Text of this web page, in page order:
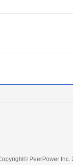
PeerPower Inc.